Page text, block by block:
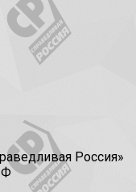
Россия»